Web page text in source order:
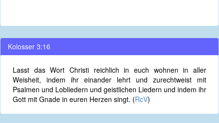
Kolosser 3:16
Lasst das Wort Christi reichlich in euch wohnen in aller
Weisheit, indem ihr einander lehrt und zurechtweist mit
Psalmen und Lobliedern und geistlichen Liedern und indem ihr
Gott mit Gnade in euren Herzen singt. (RcV)